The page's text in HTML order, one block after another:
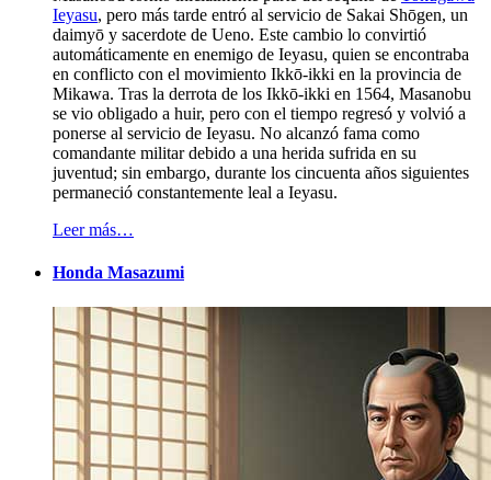
Ieyasu, pero más tarde entró al servicio de Sakai Shōgen, un
daimyō y sacerdote de Ueno. Este cambio lo convirtió
automáticamente en enemigo de Ieyasu, quien se encontraba
en conflicto con el movimiento Ikkō-ikki en la provincia de
Mikawa. Tras la derrota de los Ikkō-ikki en 1564, Masanobu
se vio obligado a huir, pero con el tiempo regresó y volvió a
ponerse al servicio de Ieyasu. No alcanzó fama como
comandante militar debido a una herida sufrida en su
juventud; sin embargo, durante los cincuenta años siguientes
permaneció constantemente leal a Ieyasu.
Leer más…
Honda Masazumi